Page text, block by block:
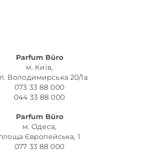
Parfum Büro
м. Київ,
Володимирська 20/1а
073 33 88 000
044 33 88 000
Parfum Büro
м. Одеса,
Європейська, 1
077 33 88 000